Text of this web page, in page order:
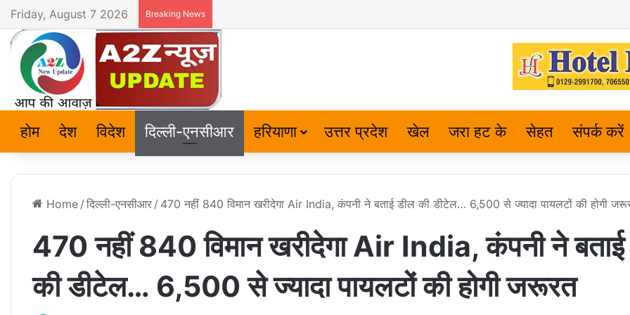
Friday, August 7 2026 Breaking News
होम देश विदेश दिल्ली-एनसीआर हरियाणा उत्तर प्रदेश खेल जरा हट के सेहत संपर्क करें
Home / दिल्ली-एनसीआर / 470 नहीं 840 विमान खरीदेगा Air India, कंपनी ने बताई डील की डीटेल… 6,500 से ज्यादा पायलटों की होगी
470 नहीं 840 विमान खरीदेगा Air India, कंपनी ने
की डीटेल… 6,500 से ज्यादा पायलटों की होगी जरूरत